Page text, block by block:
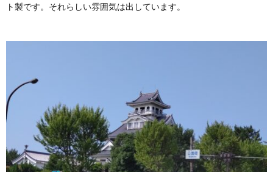
ト製です。それらしい雰囲気は出しています。